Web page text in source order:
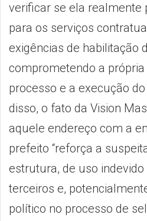
verificar se ela realmente
para os serviços
exigências de habilitação
comprometendo a
processo e a execução
disso, o fato da Vision
aquele endereço com a
prefeito “reforça a
estrutura, de uso
terceiros e,
político no processo de